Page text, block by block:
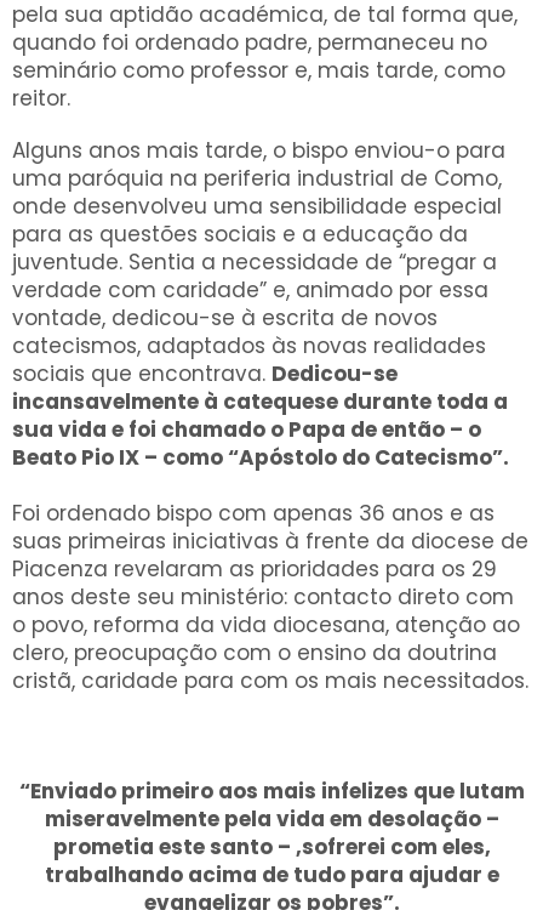
pela sua aptidão académica, de tal forma que,
quando foi ordenado padre, permaneceu no
seminário como professor e, mais tarde, como
reitor.
Alguns anos mais tarde, o bispo enviou-o para
uma paróquia na periferia industrial de Como,
onde desenvolveu uma sensibilidade especial
para as questões sociais e a educação da
juventude. Sentia a necessidade de “pregar a
verdade com caridade” e, animado por essa
vontade, dedicou-se à escrita de novos
catecismos, adaptados às novas realidades
sociais que encontrava. Dedicou-se
incansavelmente à catequese durante toda a
sua vida e foi chamado o Papa de então – o
Beato Pio IX – como “Apóstolo do Catecismo”.
Foi ordenado bispo com apenas 36 anos e as
suas primeiras iniciativas à frente da diocese de
Piacenza revelaram as prioridades para os 29
anos deste seu ministério: contacto direto com
o povo, reforma da vida diocesana, atenção ao
clero, preocupação com o ensino da doutrina
cristã, caridade para com os mais necessitados.
“Enviado primeiro aos mais infelizes que lutam
miseravelmente pela vida em desolação –
prometia este santo – ,sofrerei com eles,
trabalhando acima de tudo para ajudar e
evangelizar os pobres”.